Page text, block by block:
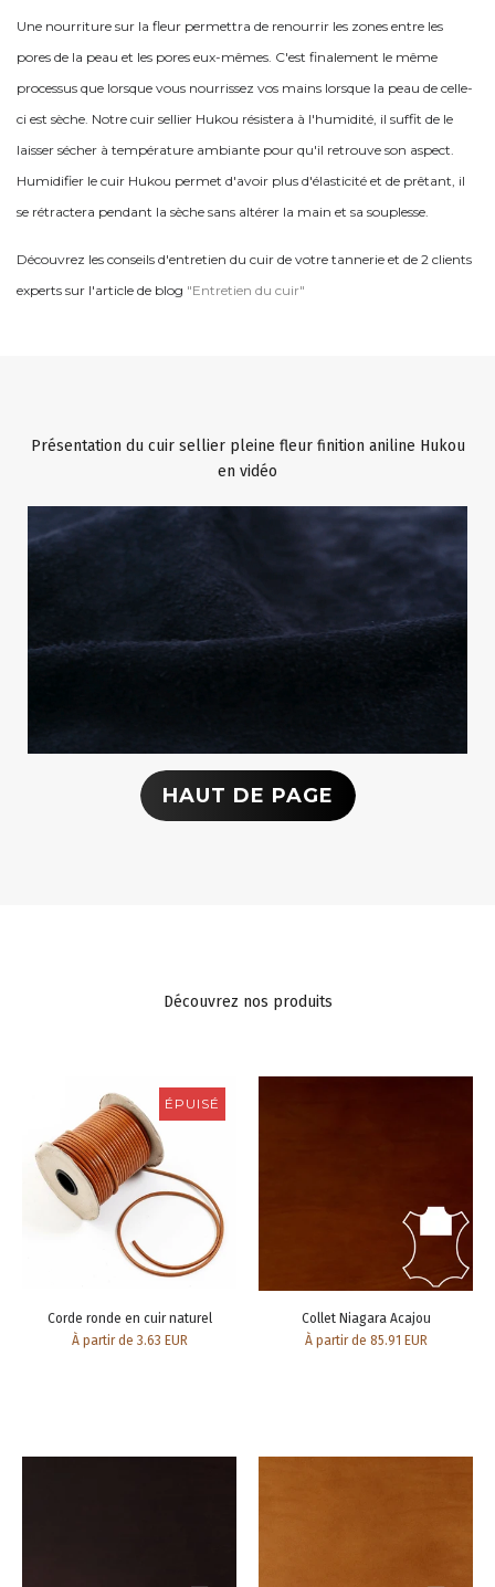
Une nourriture sur la fleur permettra de renourrir les zones entre les
pores de la peau et les pores eux-mêmes. C'est finalement le même
processus que lorsque vous nourrissez vos mains lorsque la peau de celle-
ci est sèche. Notre cuir sellier Hukou résistera à l'humidité, il suffit de le
laisser sécher à température ambiante pour qu'il retrouve son aspect.
Humidifier le cuir Hukou permet d'avoir plus d'élasticité et de prêtant, il
se rétractera pendant la sèche sans altérer la main et sa souplesse.
Découvrez les conseils d'entretien du cuir de votre tannerie et de 2 clients
experts sur l'article de blog "Entretien du cuir"
Présentation du cuir sellier pleine fleur finition aniline Hukou
en vidéo
HAUT DE PAGE
Découvrez nos produits
ÉPUISÉ
Corde ronde en cuir naturel
À partir de 3.63 EUR
Collet Niagara Acajou
À partir de 85.91 EUR